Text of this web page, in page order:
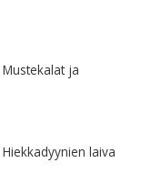
Mustekalat ja
Hiekkadyynien laiva